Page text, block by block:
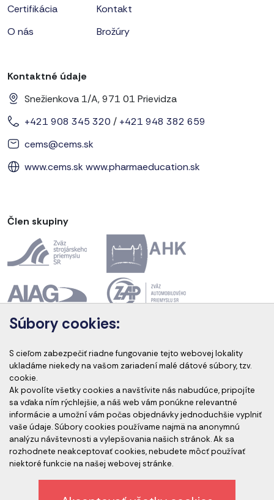
Certifikácia
O nás
Kontakt
Brožúry
Kontaktné údaje
Snežienkova 1/A, 971 01 Prievidza
+421 908 345 320 / +421 948 382 659
cems@cems.sk
www.cems.skwww.pharmaeducation.sk
Člen skupiny
Akreditácia kurzov
Akreditovaní audítori
Súbory cookies:
S cieľom zabezpečiť riadne fungovanie tejto webovej lokality
ukladáme niekedy na vašom zariadení malé dátové súbory, tzv.
cookie.
Ak povolíte všetky cookies a navštívite nás nabudúce, pripojíte
sa vďaka ním rýchlejšie, a náš web vám ponúkne relevantné
informácie a umožní vám počas objednávky jednoduchšie vyplniť
vaše údaje. Súbory cookies používame najmä na anonymnú
analýzu návštevnosti a vylepšovania našich stránok. Ak sa
rozhodnete neakceptovať cookies, nebudete môcť používať
niektoré funkcie na našej webovej stránke.